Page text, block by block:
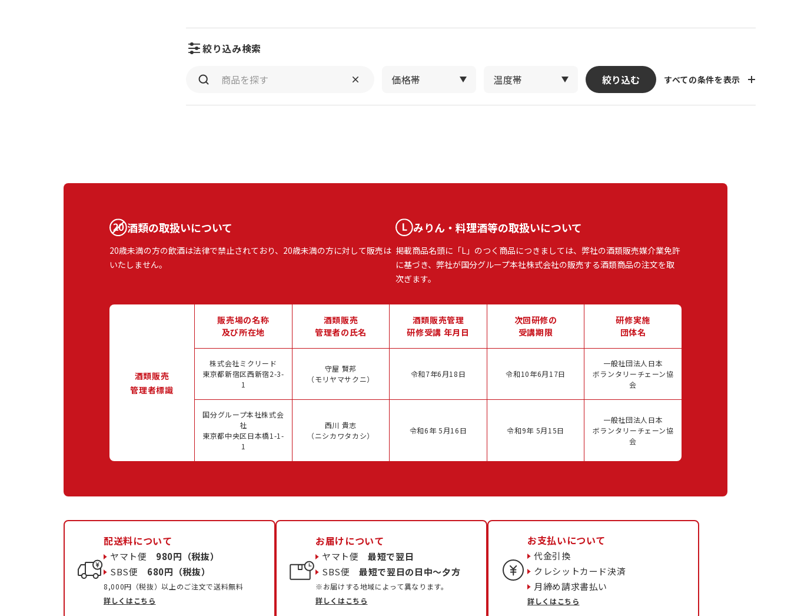
絞り込み検索
価格帯 温度帯 絞り込む すべての条件を表示
酒類の取扱いについて
20歳未満の方の飲酒は法律で禁止されており、20歳未満の方に対して販売は
いたしません。
みりん・料理酒等の取扱いについて
掲載商品名頭に「L」のつく商品につきましては、弊社の酒類販売媒介業免許
に基づき、弊社が国分グループ本社株式会社の販売する酒類商品の注文を取
次ぎます。
酒類販売
管理者標識
販売場の名称
及び所在地
酒類販売
管理者の氏名
酒類販売管理
研修受講 年月日
次回研修の
受講期限
研修実施
団体名
株式会社ミクリード
東京都新宿区西新宿2-3-
1
守屋 賢邦
（モリヤマサクニ）
令和7年6月18日 令和10年6月17日
一般社団法人日本
ボランタリーチェーン協
会
国分グループ本社株式会
社
東京都中央区日本橋1-1-
1
西川 貴志
（ニシカワタカシ）
令和6年 5月16日 令和9年 5月15日
一般社団法人日本
ボランタリーチェーン協
会
配送料について
ヤマト便 980円（税抜）
SBS便 680円（税抜）
8,000円（税抜）以上のご注文で送料無料
詳しくはこちら
お届けについて
ヤマト便最短で翌日
SBS便最短で翌日の日中〜夕方
※お届けする地域によって異なります。
詳しくはこちら
お支払いについて
代金引換
クレシットカード決済
月締め請求書払い
詳しくはこちら